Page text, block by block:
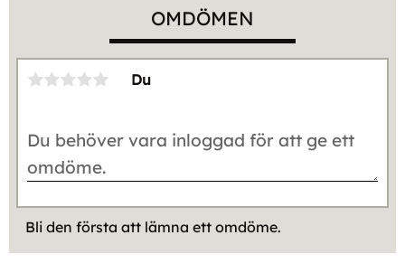
OMDÖMEN
Du
Bli den första att lämna ett omdöme.